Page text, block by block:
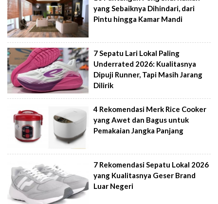
yang Sebaiknya Dihindari, dari
Pintu hingga Kamar Mandi
7 Sepatu Lari Lokal Paling
Underrated 2026: Kualitasnya
Dipuji Runner, Tapi Masih Jarang
Dilirik
4 Rekomendasi Merk Rice Cooker
yang Awet dan Bagus untuk
Pemakaian Jangka Panjang
7 Rekomendasi Sepatu Lokal 2026
yang Kualitasnya Geser Brand
Luar Negeri